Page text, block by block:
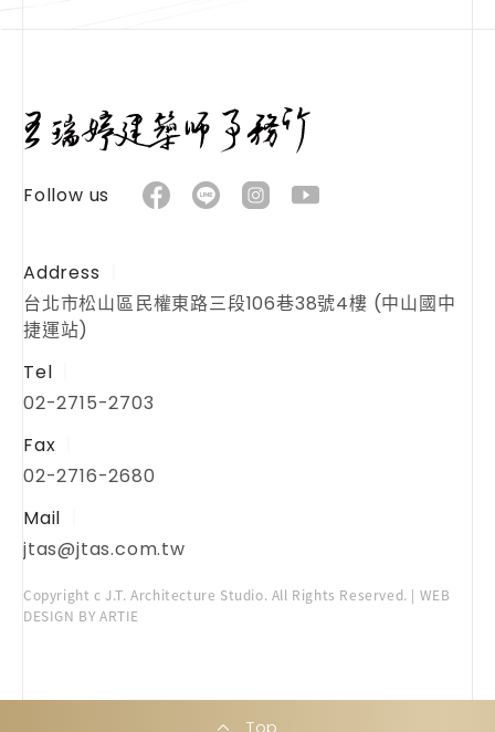
Follow us
Address
台北市松山區民權東路三段106巷38號4樓 (中山國中
捷運站)
Tel
02-2715-2703
Fax
02-2716-2680
Mail
jtas@jtas.com.tw
Copyright c J.T. Architecture Studio. All Rights Reserved. | WEB
DESIGN BY ARTIE
Top